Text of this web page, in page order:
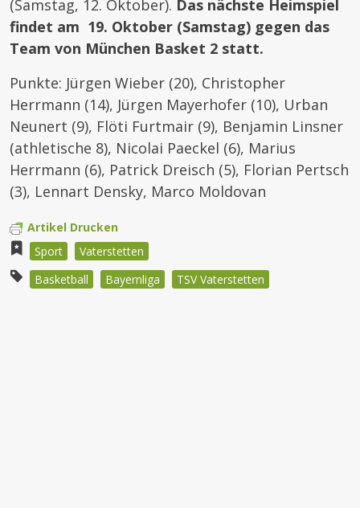
(Samstag, 12. Oktober). Das nächste Heimspiel
findet am 19. Oktober (Samstag) gegen das
Team von München Basket 2 statt.
Punkte: Jürgen Wieber (20), Christopher
Herrmann (14), Jürgen Mayerhofer (10), Urban
Neunert (9), Flöti Furtmair (9), Benjamin Linsner
(athletische 8), Nicolai Paeckel (6), Marius
Herrmann (6), Patrick Dreisch (5), Florian Pertsch
(3), Lennart Densky, Marco Moldovan
Artikel Drucken
Sport
Vaterstetten
Basketball
Bayernliga TSV Vaterstetten